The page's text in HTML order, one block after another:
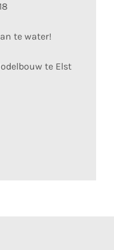
te water!
te Elst